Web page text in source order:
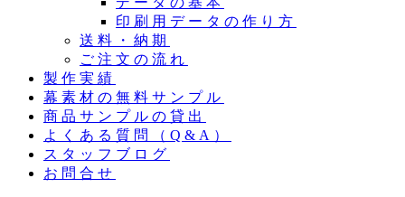
印刷用データの作り方
送料・納期
ご注文の流れ
製作実績
幕素材の無料サンプル
商品サンプルの貸出
よくある質問（Q&A）
スタッフブログ
お問合せ